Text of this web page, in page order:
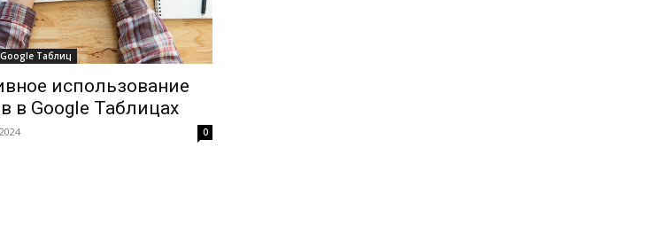
Таблиц
использование
в Google Таблицах
0